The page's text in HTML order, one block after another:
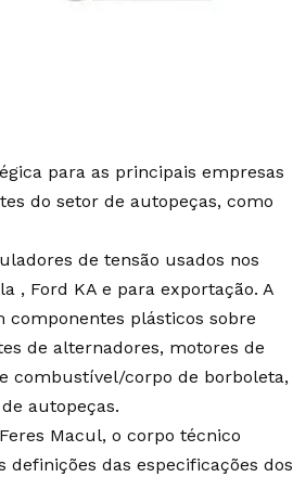
para as principais empresas
do setor de autopeças, como
de tensão usados nos
, Ford KA e para exportação. A
componentes plásticos sobre
de alternadores, motores de
combustível/corpo de borboleta,
autopeças.
Macul, o corpo técnico
das especificações dos